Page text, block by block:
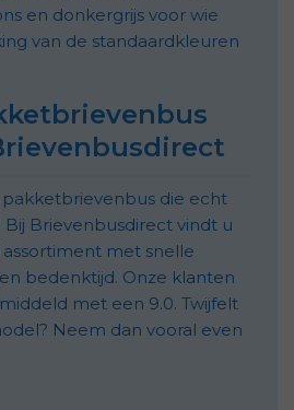
en donkergrijs voor wie
van de standaardkleuren
die echt
Bij Brievenbusdirect vindt u
met snelle
bedenktijd. Onze klanten
met een 9.0. Twijfelt
Neem dan vooral even